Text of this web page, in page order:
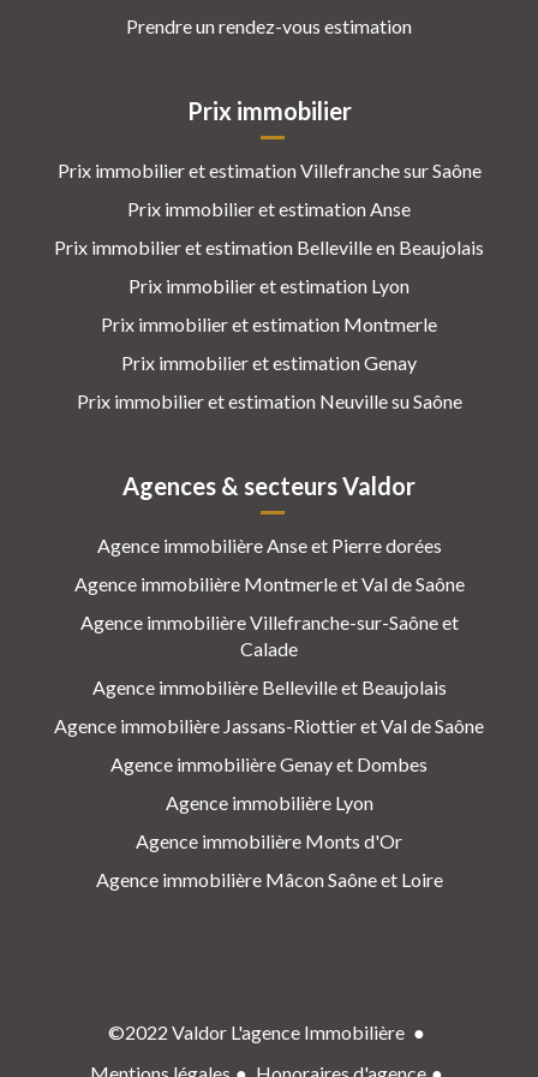
Prendre un rendez-vous estimation
Prix immobilier
Prix immobilier et estimation Villefranche sur Saône
Prix immobilier et estimation Anse
Prix immobilier et estimation Belleville en Beaujolais
Prix immobilier et estimation Lyon
Prix immobilier et estimation Montmerle
Prix immobilier et estimation Genay
Prix immobilier et estimation Neuville su Saône
Agences & secteurs Valdor
Agence immobilière Anse et Pierre dorées
Agence immobilière Montmerle et Val de Saône
Agence immobilière Villefranche-sur-Saône et
Calade
Agence immobilière Belleville et Beaujolais
Agence immobilière Jassans-Riottier et Val de Saône
Agence immobilière Genay et Dombes
Agence immobilière Lyon
Agence immobilière Monts d'Or
Agence immobilière Mâcon Saône et Loire
©2022 Valdor L'agence Immobilière